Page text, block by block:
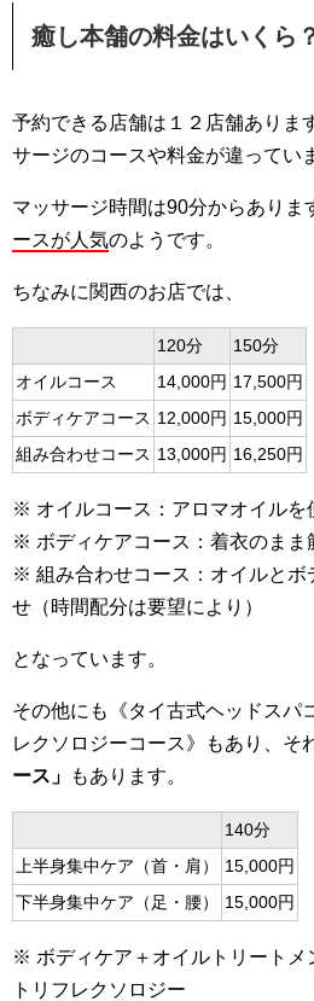
癒し本舗の料金はいくら
予約できる店舗は１２店舗ありま
サージのコースや料金が違ってい
マッサージ時間は90分からありま
ースが人気のようです。
ちなみに関西のお店では、
120分
150分
オイルコース
14,000円 17,500円
ボディケアコース 12,000円 15,000円
組み合わせコース 13,000円 16,250円
※ オイルコース：アロマオイルを
※ ボディケアコース：着衣のまま
※ 組み合わせコース：オイルとボ
せ（時間配分は要望により）
となっています。
その他にも《タイ古式ヘッドスパ
レクソロジーコース》もあり、そ
ース」
もあります。
140分
上半身集中ケア（首・肩）
15,000円
下半身集中ケア（足・腰）
15,000円
※ ボディケア＋オイルトリートメ
トリフレクソロジー